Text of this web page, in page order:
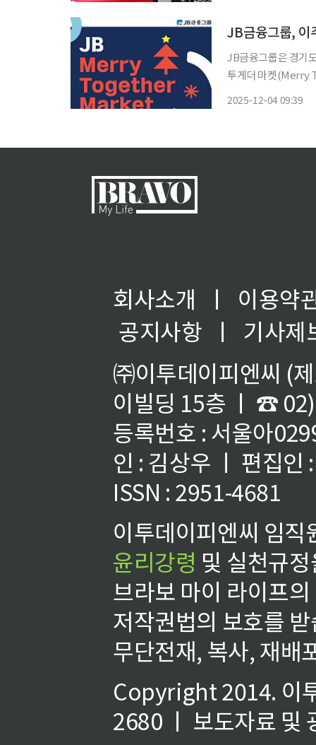
JB금융그룹, 이
JB금융그룹은 경기
투게더 마켓(Merry
2025-12-04 09:39
회사소개 ㅣ
이용약
공지사항
ㅣ
기사제
㈜이투데이피엔씨 (
이빌딩 15층 ㅣ ☎
등록번호 : 서울아
인 : 김상우 ㅣ 편집인
ISSN : 2951-4681
이투데이피엔씨 임
윤리강령 및 실천규
브라보 마이 라이프
저작권법의 보호를
무단전재, 복사, 재배
Copyright 2014. 이
2680 ㅣ 보도자료